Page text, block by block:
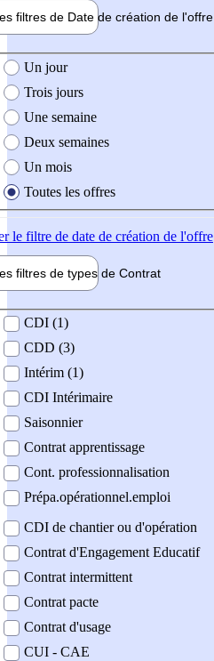
filtres de Date de création de l'offre
création de l'offre
Un jour
Trois jours
Une semaine
Deux semaines
Un mois
Toutes les offres
le filtre de date de création de l'offre
filtres de types de Contrat
contrat
CDI (1)
CDD (3)
Intérim (1)
CDI Intérimaire
Saisonnier
Contrat apprentissage
Cont. professionnalisation
Prépa.opérationnel.emploi
CDI de chantier ou d'opération
Contrat d'Engagement Educatif
Contrat intermittent
Contrat pacte
Contrat d'usage
CUI - CAE